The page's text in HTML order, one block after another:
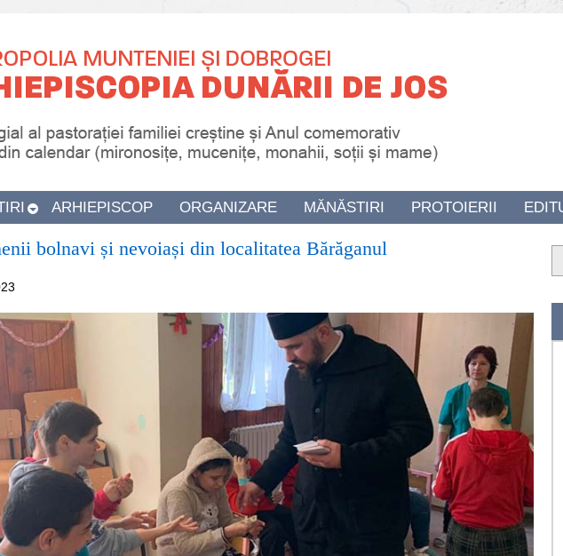
ARHIEPISCOP ORGANIZARE MĂNĂSTIRI PROTOIERII
bolnavi și nevoiași din localitatea Bărăganul